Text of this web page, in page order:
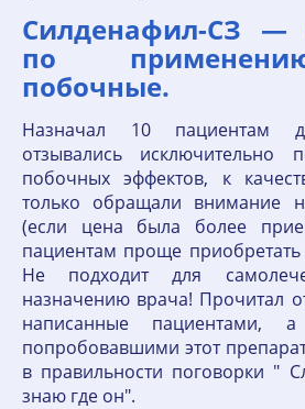
Силденафил-СЗ —
по
побочные.
Назначал 10 пациентам
отзывались исключительно
побочных эффектов, к
только обращали внимание
(если цена была более
пациентам проще
Не подходит для
назначению врача! Прочитал
написанные пациентами,
попробовавшими этот
в правильности поговорки "
знаю где он".